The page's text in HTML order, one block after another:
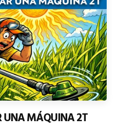
UNA MÁQUINA 2T